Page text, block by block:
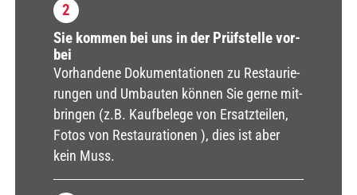
2
Sie kom­men bei uns in der Prüf­stel­le vor­
bei
Vor­han­de­ne Doku­men­ta­tio­nen zu Restau­rie­
run­gen und Umbau­ten kön­nen Sie ger­ne mit­
brin­gen (z.B. Kauf­be­le­ge von Ersatz­tei­len,
Fotos von Restau­ra­tio­nen ), dies ist aber
kein Muss.